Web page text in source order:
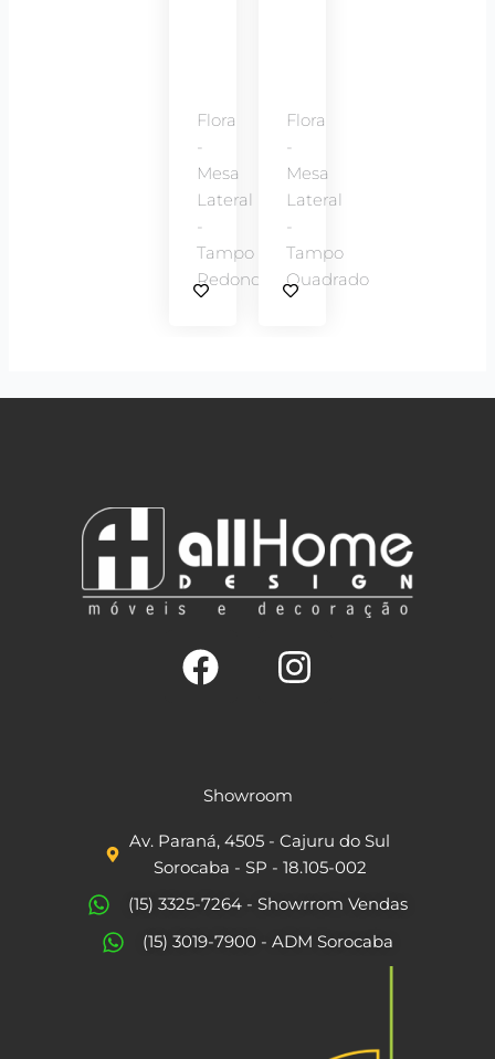
Flora
-
Mesa
Lateral
-
Tampo
Redondo
Flora
-
Mesa
Lateral
-
Tampo
Quadrado
c
e
b
o
o
t
a
g
r
Showroom
Av. Paraná, 4505 - Cajuru do Sul
Sorocaba - SP - 18.105-002
(15) 3325-7264 - Showrrom Vendas
(15) 3019-7900 - ADM Sorocaba